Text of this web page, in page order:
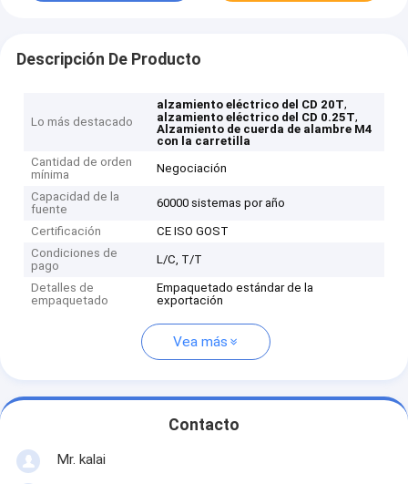
Descripción De Producto
Lo más destacado
alzamiento eléctrico del CD 20T,
alzamiento eléctrico del CD 0.25T,
Alzamiento de cuerda de alambre M4
con la carretilla
Cantidad de orden
mínima
Negociación
Capacidad de la
fuente
60000 sistemas por año
Certificación
CE ISO GOST
Condiciones de
pago
L/C, T/T
Detalles de
empaquetado
Empaquetado estándar de la
exportación
Vea más
Contacto
Mr. kalai